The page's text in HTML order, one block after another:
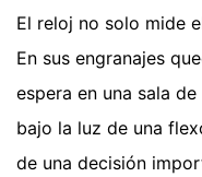
El reloj no solo mide
En sus engranajes
espera en una sala
bajo la luz de una
de una decisión